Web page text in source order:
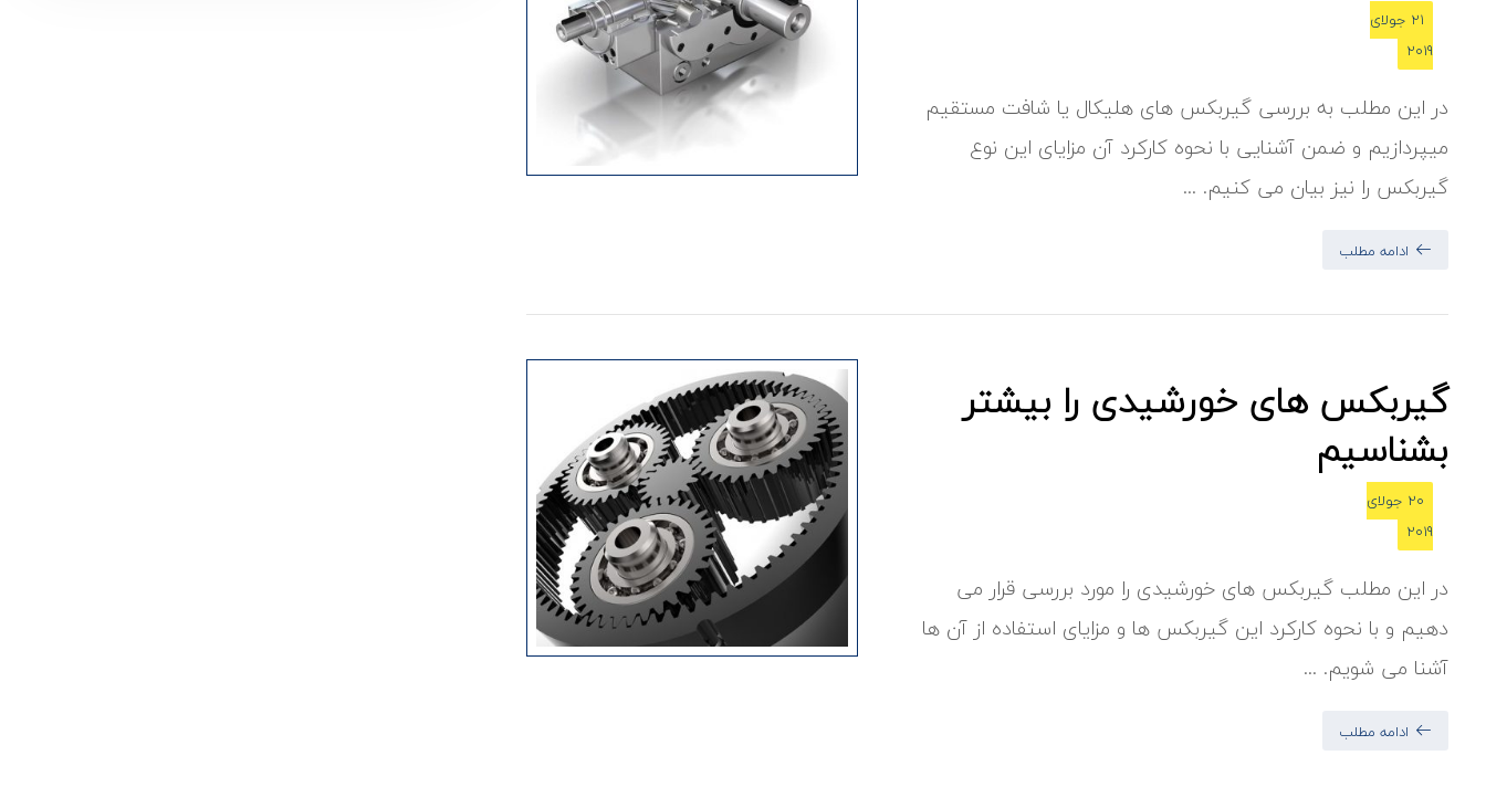
21 جولای
2019
در این مطلب به بررسی گیربکس های هلیکال یا شافت مستقیم
میپردازیم و ضمن آشنایی با نحوه کارکرد آن مزایای این نوع
گیربکس را نیز بیان می کنیم. ...
ادامه مطلب
گیربکس های خورشیدی را بیشتر
بشناسیم
20 جولای
2019
در این مطلب گیربکس های خورشیدی را مورد بررسی قرار می
دهیم و با نحوه کارکرد این گیربکس ها و مزایای استفاده از آن ها
آشنا می شویم. ...
ادامه مطلب